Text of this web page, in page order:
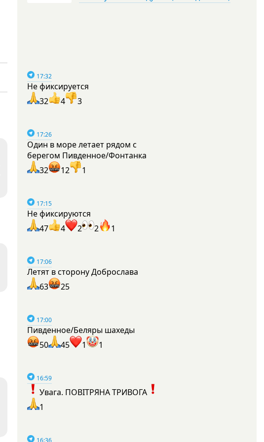
17:32
Не фиксируется
32
4 3
17:26
Один в море летает рядом с
берегом Пивденное/Фонтанка
32
12 1
17:15
Не фиксируются
47
4 2 2 1
17:06
Летят в сторону Доброслава
63
25
17:00
Пивденное/Беляры шахеды
50
45 1 1
16:59
Увага. ПОВІТРЯНА ТРИВОГА
1
16:36